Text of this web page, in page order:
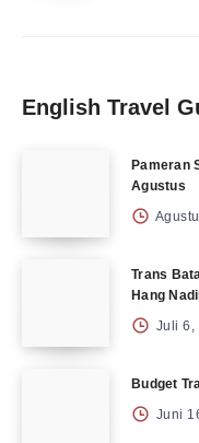
English Travel
Pameran
Agustus
Trans
Hang
Juli 6,
Budget
Juni